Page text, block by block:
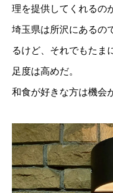
理を提供してくれるの
埼玉県は所沢にあるの
るけど、それでもたま
足度は高めだ。
和食が好きな方は機会